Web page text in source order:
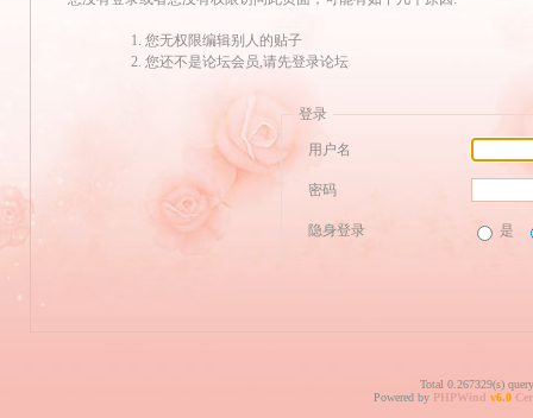
您无权限编辑别人的贴子
您还不是论坛会员,请先登录论坛
登录
用户名
密码
隐身登录 是
Total 0.267329(s)
Powered by PHPWind v6.0